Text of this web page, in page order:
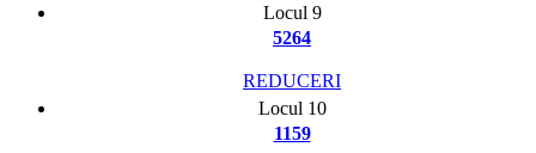
Locul 9
5264
REDUCERI
Locul 10
1159